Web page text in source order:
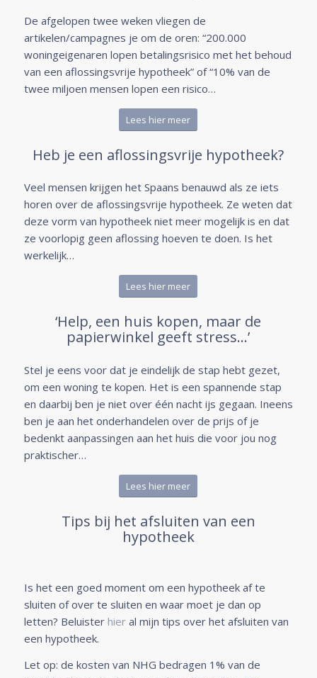
De afgelopen twee weken vliegen de
artikelen/campagnes je om de oren: “200.000
woningeigenaren lopen betalingsrisico met het behoud
van een aflossingsvrije hypotheek” of “10% van de
twee miljoen mensen lopen een risico…
Lees hier meer
Heb je een aflossingsvrije hypotheek?
Veel mensen krijgen het Spaans benauwd als ze iets
horen over de aflossingsvrije hypotheek. Ze weten dat
deze vorm van hypotheek niet meer mogelijk is en dat
ze voorlopig geen aflossing hoeven te doen. Is het
werkelijk…
Lees hier meer
‘Help, een huis kopen, maar de
papierwinkel geeft stress…’
Stel je eens voor dat je eindelijk de stap hebt gezet,
om een woning te kopen. Het is een spannende stap
en daarbij ben je niet over één nacht ijs gegaan. Ineens
ben je aan het onderhandelen over de prijs of je
bedenkt aanpassingen aan het huis die voor jou nog
praktischer…
Lees hier meer
Tips bij het afsluiten van een
hypotheek
Is het een goed moment om een hypotheek af te
sluiten of over te sluiten en waar moet je dan op
letten? Beluister hieral mijn tips over het afsluiten van
een hypotheek.
Let op: de kosten van NHG bedragen 1% van de